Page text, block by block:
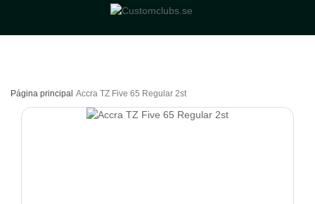
Página principal Accra TZ Five 65 Regular 2st